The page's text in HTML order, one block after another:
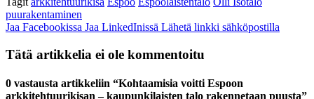
puurakentaminen
Jaa Facebookissa Jaa LinkedInissä Lähetä linkki sähköpostilla
Tätä artikkelia ei ole kommentoitu
0 vastausta artikkeliin “Kohtaamisia voitti Espoon
arkkitehtuurikisan – kaupunkilaisten talo rakennetaan puusta”